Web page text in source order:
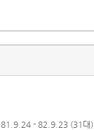
81.9.24 - 82.9.23 (31대)